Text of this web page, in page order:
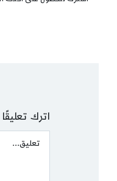
اترك تعليقًا
Comment